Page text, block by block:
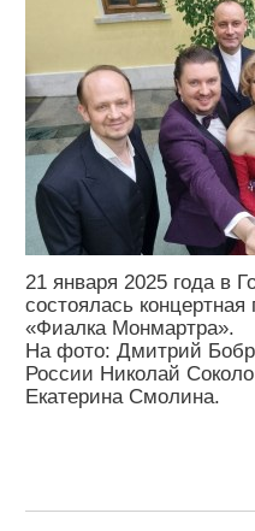
21 января 2025 года в
состоялась
«Фиалка Монмартра».
На фото: Дмитрий
России Николай
Екатерина Смолина.